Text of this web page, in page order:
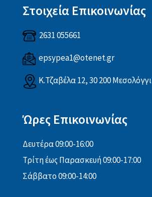
Στοιχεία Επικοινωνίας
2631 055661
epsypea1@otenet.gr
Κ.Τζαβέλα 12, 30 200 Μεσολόγγι
Ώρες Επικοινωνίας
Δευτέρα 09:00-16:00
Τρίτη έως Παρασκευή 09:00-17:00
Σάββατο 09:00-14:00